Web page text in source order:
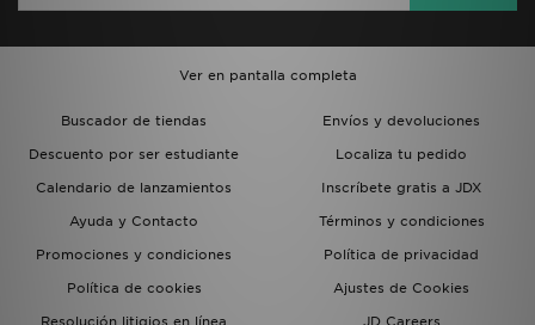
Ver en pantalla completa
Buscador de tiendas
Envíos y devoluciones
Descuento por ser estudiante
Localiza tu pedido
Calendario de lanzamientos
Inscríbete gratis a JDX
Ayuda y Contacto
Términos y condiciones
Promociones y condiciones
Política de privacidad
Política de cookies
Ajustes de Cookies